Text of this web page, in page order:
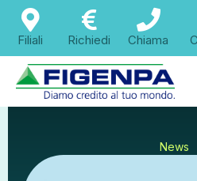
Filiali Richiedi Chiama
News